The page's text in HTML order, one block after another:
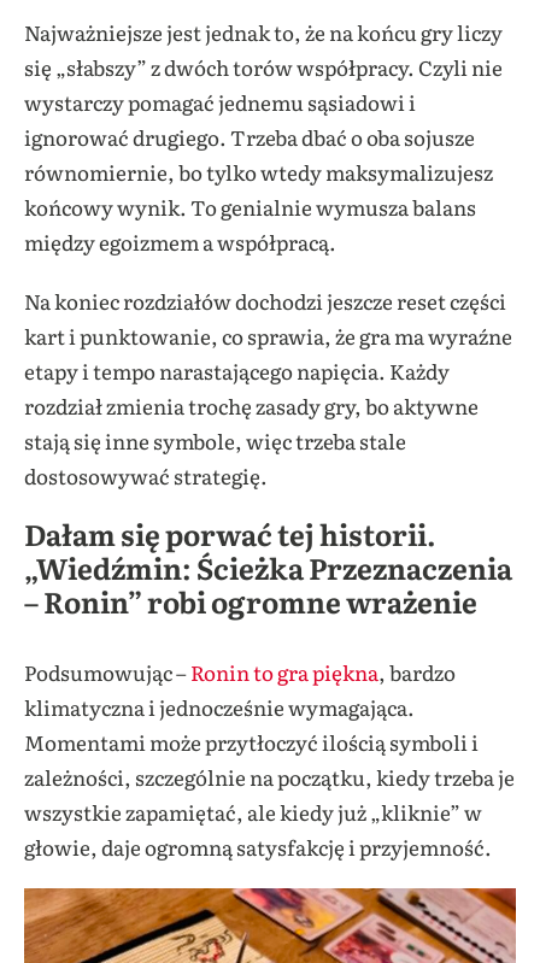
Najważniejsze jest jednak to, że na końcu gry liczy
się „słabszy” z dwóch torów współpracy. Czyli nie
wystarczy pomagać jednemu sąsiadowi i
ignorować drugiego. Trzeba dbać o oba sojusze
równomiernie, bo tylko wtedy maksymalizujesz
końcowy wynik. To genialnie wymusza balans
między egoizmem a współpracą.
Na koniec rozdziałów dochodzi jeszcze reset części
kart i punktowanie, co sprawia, że gra ma wyraźne
etapy i tempo narastającego napięcia. Każdy
rozdział zmienia trochę zasady gry, bo aktywne
stają się inne symbole, więc trzeba stale
dostosowywać strategię.
Dałam się porwać tej historii.
„Wiedźmin: Ścieżka Przeznaczenia
– Ronin” robi ogromne wrażenie
Podsumowując –Ronin to gra piękna, bardzo
klimatyczna i jednocześnie wymagająca.
Momentami może przytłoczyć ilością symboli i
zależności, szczególnie na początku, kiedy trzeba je
wszystkie zapamiętać, ale kiedy już „kliknie” w
głowie, daje ogromną satysfakcję i przyjemność.